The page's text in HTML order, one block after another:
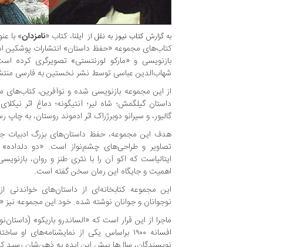
به گزارشکتاب نیوز به نقل از ایلنا، کتاب «نامزدان» با
کتاب‌های مجموعه «حفظ داستان» انتشارات پوشکین
بازنویسی و «مارکو لورنتستی» تصویرگری کرده
شهاب‌الدین عباسی توسط نشر نخستین به فارسی
از این مجموعه بازنویسی شده و نوآفرین،
داستان گیلگمش؛ شاه لیر؛ آنتیگونه؛ دماغ اثر
گالیور، و سیرانو دوبرژراک اثر ادموند روستان، به
هدف این مجموعه، حفظ داستان‌های بزرگ ادبیات
تصاویر و طراحی‌های چشم‌نواز است. «دو دلداده»
ایتالیاست که اکو آن را با نثری طنز و روان،
اهمیت و جایگاه این رمان سخن گفته است.
این مجموعه کتابخانه‌ای از داستان‌های
نوجوانان و جوانان نوشته شده. خود این مجموعه نیز
ماجرا از این قرار است که «الساندرو باریکو»
افسانه ۱۹۰۰ براساس یکی از